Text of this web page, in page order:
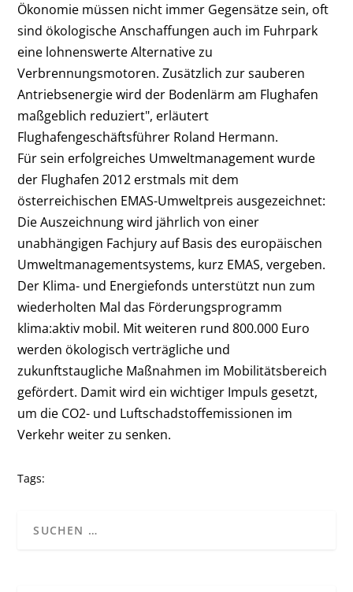
Ökonomie müssen nicht immer Gegensätze sein, oft
sind ökologische Anschaffungen auch im Fuhrpark
eine lohnenswerte Alternative zu
Verbrennungsmotoren. Zusätzlich zur sauberen
Antriebsenergie wird der Bodenlärm am Flughafen
maßgeblich reduziert", erläutert
Flughafengeschäftsführer Roland Hermann.
Für sein erfolgreiches Umweltmanagement wurde
der Flughafen 2012 erstmals mit dem
österreichischen EMAS-Umweltpreis ausgezeichnet:
Die Auszeichnung wird jährlich von einer
unabhängigen Fachjury auf Basis des europäischen
Umweltmanagementsystems, kurz EMAS, vergeben.
Der Klima- und Energiefonds unterstützt nun zum
wiederholten Mal das Förderungsprogramm
klima:aktiv mobil. Mit weiteren rund 800.000 Euro
werden ökologisch verträgliche und
zukunftstaugliche Maßnahmen im Mobilitätsbereich
gefördert. Damit wird ein wichtiger Impuls gesetzt,
um die CO2- und Luftschadstoffemissionen im
Verkehr weiter zu senken.
Tags: